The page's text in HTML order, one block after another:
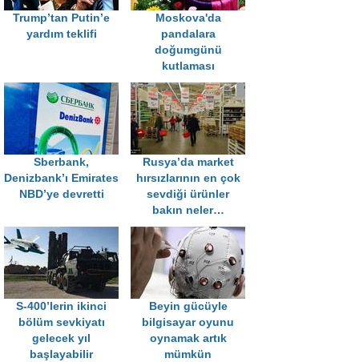
Trump’tan Putin’e
yardım teklifi
Moskova'da
pandalara
doğumgünü
kutlaması
Sberbank,
Denizbank’ı Emirates
NBD’ye devretti
Rusya’da market
hırsızlarının en çok
sevdiği ürünler
bakın neler…
S-400’lerin ikinci
bölüm sevkiyatı
gelecek yıl
başlayabilir
Beyin gücüyle
bilgisayar oyunu
oynamak artık
mümkün